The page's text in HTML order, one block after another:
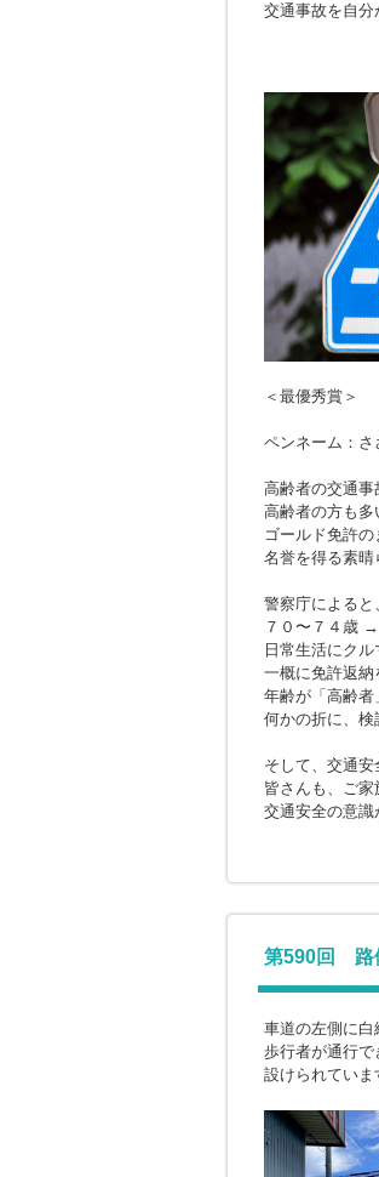
交通事故を自分
＜最優秀賞＞
ペンネーム：
高齢者の交通事
高齢者の方も多
ゴールド免許
名誉を得る素晴
警察庁によると
７０〜７４歳
日常生活にク
一概に免許返納
年齢が「高齢者
何かの折に、検
そして、交通安
皆さんも、ご家
交通安全の意識
第590回 路
車道の左側に白
歩行者が通行で
設けられていま